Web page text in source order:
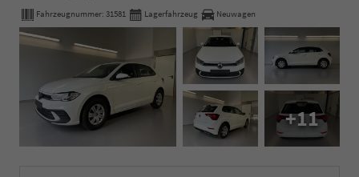
Fahrzeugnummer: 31581 Lagerfahrzeug Neuwagen
+11